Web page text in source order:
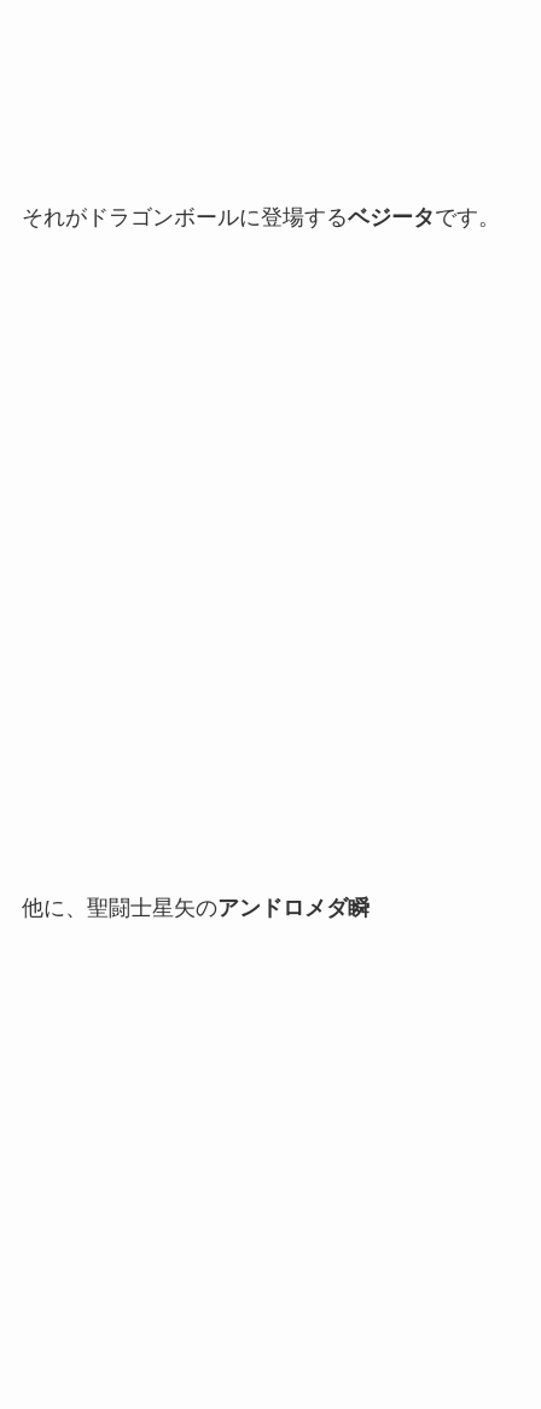
それがドラゴンボールに登場するベジータです。
他に、聖闘士星矢のアンドロメダ瞬